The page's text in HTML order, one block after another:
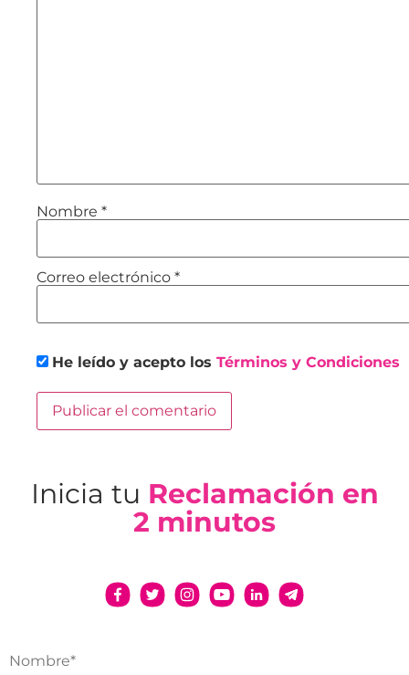
Nombre *
Correo electrónico *
He leído y acepto los Términos y Condiciones
Inicia tu Reclamación en
2 minutos